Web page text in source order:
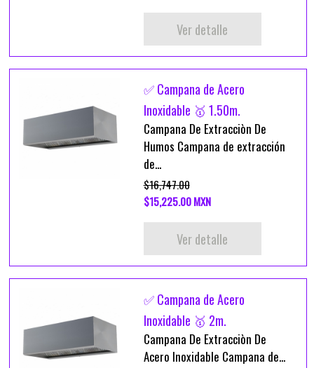
Ver detalle
✅ Campana de Acero
Inoxidable 🥇 1.50m.
Campana De Extracciòn De
Humos Campana de extracción
de...
$16,747.00
$15,225.00 MXN
Ver detalle
✅ Campana de Acero
Inoxidable 🥇 2m.
Campana De Extracciòn De
Acero Inoxidable Campana de...